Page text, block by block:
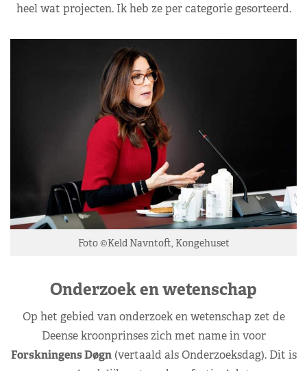
heel wat projecten. Ik heb ze per categorie gesorteerd.
Foto ©Keld Navntoft, Kongehuset
Onderzoek en wetenschap
Op het gebied van onderzoek en wetenschap zet de
Deense kroonprinses zich met name in voor
Forskningens Døgn(vertaald als Onderzoeksdag). Dit is